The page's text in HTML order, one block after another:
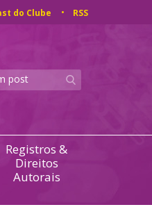
do Clube RSS
Registros &
Direitos
Autorais